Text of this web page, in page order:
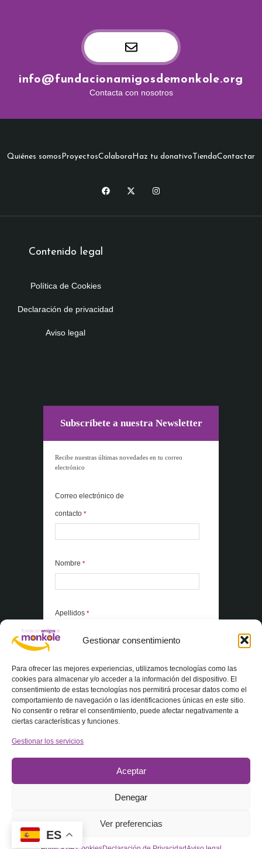
Gestionar consentimiento
Para ofrecer las mejores experiencias, utilizamos tecnologías como las
cookies para almacenar y/o acceder a la información del dispositivo. El
consentimiento de estas tecnologías nos permitirá procesar datos como el
comportamiento de navegación o las identificaciones únicas en este sitio.
No consentir o retirar el consentimiento, puede afectar negativamente a
ciertas características y funciones.
Gestionar los servicios
Aceptar
Denegar
Ver preferencias
info@fundacionamigosdemonkole.org
Contacta con nosotros
Quiénes somosProyectosColaboraHaz tu donativo TiendaContactar
Contenido legal
Política de Cookies
Declaración de privacidad
Aviso legal
Subscríbete a nuestra Newsletter
Recibe nuestras últimas novedades en tu correo
electrónico
Correo electrónico de
contacto *
Nombre *
Apellidos *
*Elementos obligatorios
Política de privacidad
reservados
ES